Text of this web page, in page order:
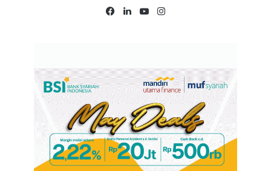
Fa
Lin
Yo